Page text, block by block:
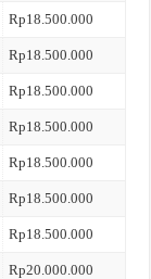
Rp18.500.000
Rp18.500.000
Rp18.500.000
Rp18.500.000
Rp18.500.000
Rp18.500.000
Rp18.500.000
Rp20.000.000